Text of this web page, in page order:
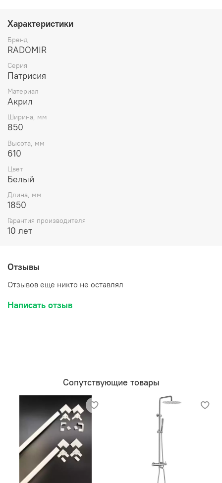
Характеристики
Бренд
RADOMIR
Серия
Патрисия
Материал
Акрил
Ширина, мм
850
Высота, мм
610
Цвет
Белый
Длина, мм
1850
Гарантия производителя
10 лет
Отзывы
Отзывов еще никто не оставлял
Написать отзыв
Сопутствующие товары